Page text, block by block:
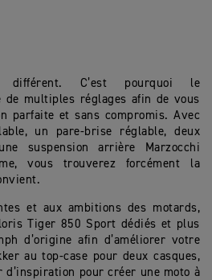
différent. C’est pourquoi le
de multiples réglages afin de vous
parfaite et sans compromis. Avec
un pare-brise réglable, deux
suspension arrière Marzocchi
vous trouverez forcément la
et aux ambitions des motards,
Tiger 850 Sport dédiés et plus
d’origine afin d’améliorer votre
au top-case pour deux casques,
d’inspiration pour créer une moto à